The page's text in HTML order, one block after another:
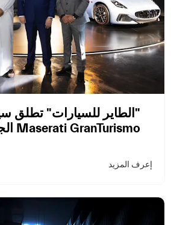
"الطاير للسيارات" تطلق
Maserati GranTurismo الجديدة
إعرف المزيد